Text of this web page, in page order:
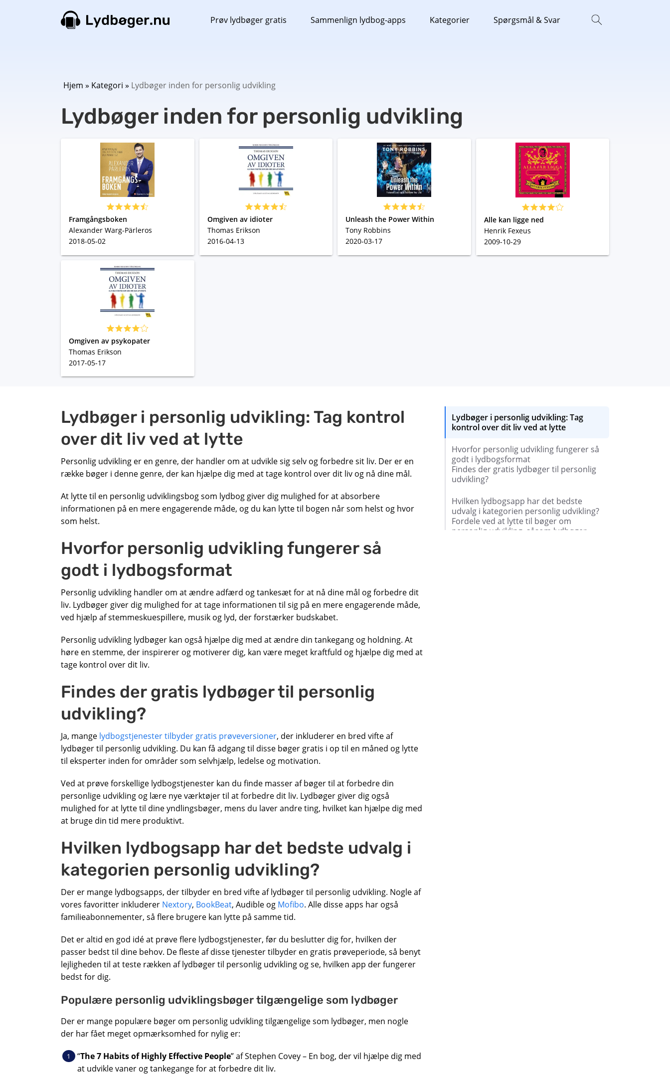
Prøv lydbøger gratis Sammenlign lydbog-apps Kategorier Spørgsmål & Svar
Hjem » Kategori » Lydbøger inden for personlig udvikling
Lydbøger inden for personlig udvikling
Framgångsboken
Alexander Warg-Pärleros
2018-05-02
Omgiven av idioter
Thomas Erikson
2016-04-13
Unleash the Power Within
Tony Robbins
2020-03-17
Alle kan ligge ned
Henrik Fexeus
2009-10-29
Omgiven av psykopater
Thomas Erikson
2017-05-17
Lydbøger i personlig udvikling: Tag kontrol
over dit liv ved at lytte
Personlig udvikling er en genre, der handler om at udvikle sig selv og forbedre sit liv. Der er en
række bøger i denne genre, der kan hjælpe dig med at tage kontrol over dit liv og nå dine mål.
At lytte til en personlig udviklingsbog som lydbog giver dig mulighed for at absorbere
informationen på en mere engagerende måde, og du kan lytte til bogen når som helst og hvor
som helst.
Hvorfor personlig udvikling fungerer så
godt i lydbogsformat
Personlig udvikling handler om at ændre adfærd og tankesæt for at nå dine mål og forbedre dit
liv. Lydbøger giver dig mulighed for at tage informationen til sig på en mere engagerende måde,
ved hjælp af stemmeskuespillere, musik og lyd, der forstærker budskabet.
Personlig udvikling lydbøger kan også hjælpe dig med at ændre din tankegang og holdning. At
høre en stemme, der inspirerer og motiverer dig, kan være meget kraftfuld og hjælpe dig med at
tage kontrol over dit liv.
Findes der gratis lydbøger til personlig
udvikling?
Ja, mange lydbogstjenester tilbyder gratis prøveversioner, der inkluderer en bred vifte af
lydbøger til personlig udvikling. Du kan få adgang til disse bøger gratis i op til en måned og lytte
til eksperter inden for områder som selvhjælp, ledelse og motivation.
Ved at prøve forskellige lydbogstjenester kan du finde masser af bøger til at forbedre din
personlige udvikling og lære nye værktøjer til at forbedre dit liv. Lydbøger giver dig også
mulighed for at lytte til dine yndlingsbøger, mens du laver andre ting, hvilket kan hjælpe dig med
at bruge din tid mere produktivt.
Hvilken lydbogsapp har det bedste udvalg i
kategorien personlig udvikling?
Der er mange lydbogsapps, der tilbyder en bred vifte af lydbøger til personlig udvikling. Nogle af
vores favoritter inkluderer Nextory, BookBeat, Audible og Mofibo. Alle disse apps har også
familieabonnementer, så flere brugere kan lytte på samme tid.
Det er altid en god idé at prøve flere lydbogstjenester, før du beslutter dig for, hvilken der
passer bedst til dine behov. De fleste af disse tjenester tilbyder en gratis prøveperiode, så benyt
lejligheden til at teste rækken af ​​lydbøger til personlig udvikling og se, hvilken app der fungerer
bedst for dig.
Populære personlig udviklingsbøger tilgængelige som lydbøger
Der er mange populære bøger om personlig udvikling tilgængelige som lydbøger, men nogle
der har fået meget opmærksomhed for nylig er:
“The 7 Habits of Highly Effective People” af Stephen Covey – En bog, der vil hjælpe dig med
at udvikle vaner og tankegange for at forbedre dit liv.
Lydbøger i personlig udvikling: Tag
kontrol over dit liv ved at lytte
Hvorfor personlig udvikling fungerer så
godt i lydbogsformat
Findes der gratis lydbøger til personlig
udvikling?
Hvilken lydbogsapp har det bedste
udvalg i kategorien personlig udvikling?
Fordele ved at lytte til bøger om
personlig udvikling, såsom lydbøger